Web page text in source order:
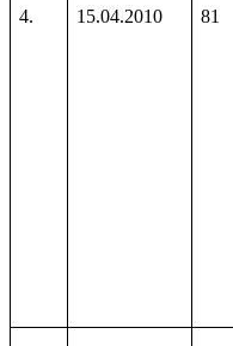
4. 15.04.2010 81